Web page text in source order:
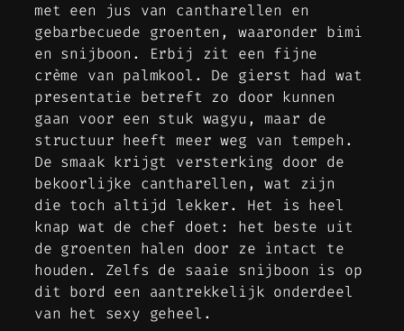
met een jus van cantharellen en
gebarbecuede groenten, waaronder bimi
en snijboon. Erbij zit een fijne
crème van palmkool. De gierst had wat
presentatie betreft zo door kunnen
gaan voor een stuk wagyu, maar de
structuur heeft meer weg van tempeh.
De smaak krijgt versterking door de
bekoorlijke cantharellen, wat zijn
die toch altijd lekker. Het is heel
knap wat de chef doet: het beste uit
de groenten halen door ze intact te
houden. Zelfs de saaie snijboon is op
dit bord een aantrekkelijk onderdeel
van het sexy geheel.